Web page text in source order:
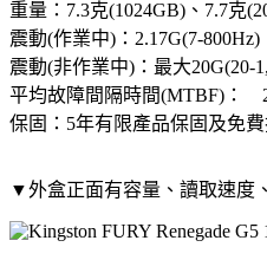
重量：7.3克(1024GB)、7.7克
震動(作業中)：2.17G(7-800Hz)
震動(非作業中)：最大20G(20-
平均故障間隔時間(MTBF)：
保固：5年有限產品保固及免
▼外盒正面有容量、讀取速度